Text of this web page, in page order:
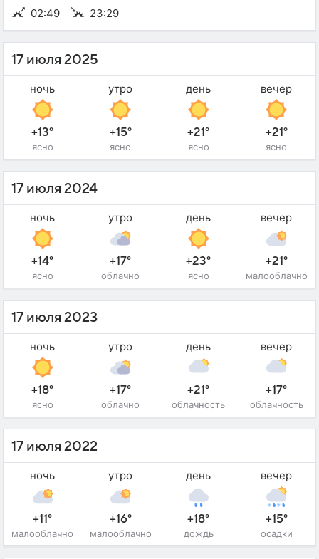
02:49
23:29
17 июля 2025
ночь
+13°
ясно
утро
+15°
ясно
день
+21°
ясно
вечер
+21°
ясно
17 июля 2024
ночь
+14°
ясно
утро
+17°
облачно
день
+23°
ясно
вечер
+21°
малооблачно
17 июля 2023
ночь
+18°
ясно
утро
+17°
облачно
день
+21°
облачность
вечер
+17°
облачность
17 июля 2022
ночь
+11°
малооблачно
утро
+16°
малооблачно
день
+18°
дождь
вечер
+15°
осадки